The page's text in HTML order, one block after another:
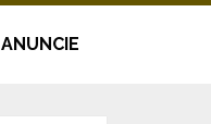
ANUNCIE